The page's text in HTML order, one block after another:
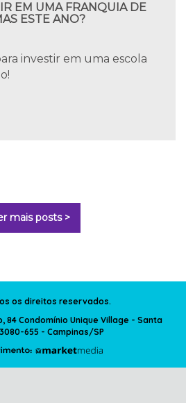
EM UMA FRANQUIA DE
ESTE ANO?
investir em uma escola
mais posts >
os direitos reservados.
84 Condomínio Unique Village - Santa
655 - Campinas/SP